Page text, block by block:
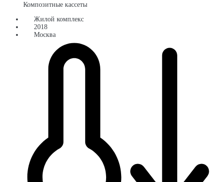
Композитные кассеты
Жилой комплекс
2018
Москва